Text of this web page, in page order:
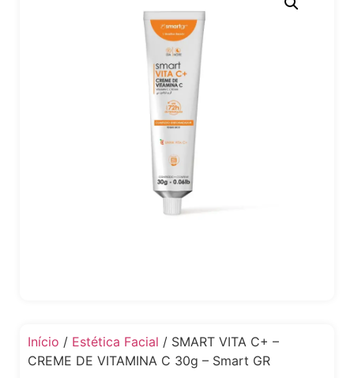
Início / Estética Facial / SMART VITA C+ –
CREME DE VITAMINA C 30g – Smart GR